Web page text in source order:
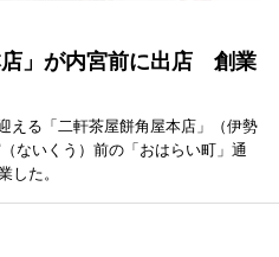
」が内宮前に出店 創業
える「二軒茶屋餅角屋本店」（伊勢
ないくう）前の「おはらい町」通
した。